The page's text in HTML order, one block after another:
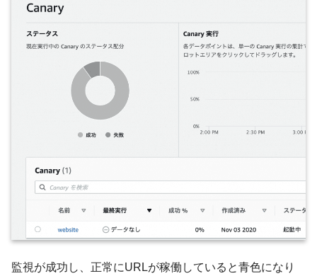
監視が成功し、正常にURLが稼働していると青色になり